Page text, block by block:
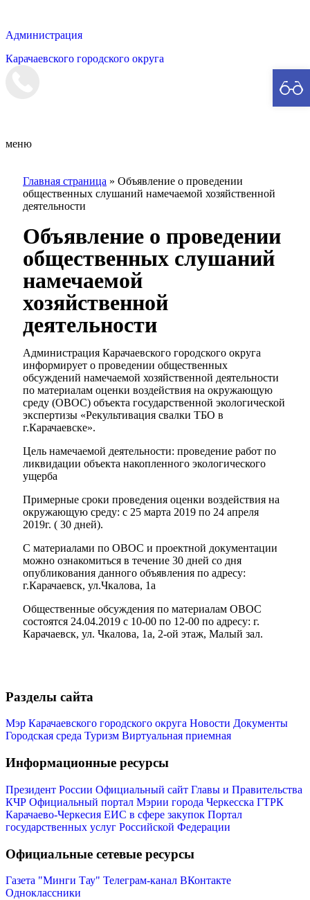
Администрация
Карачаевского городского округа
меню
Главная страница » Объявление о проведении
общественных слушаний намечаемой хозяйственной
деятельности
Объявление о проведении
общественных слушаний
намечаемой
хозяйственной
деятельности
Администрация Карачаевского городского округа
информирует о проведении общественных
обсуждений намечаемой хозяйственной деятельности
по материалам оценки воздействия на окружающую
среду (ОВОС) объекта государственной экологической
экспертизы «Рекультивация свалки ТБО в
г.Карачаевске».
Цель намечаемой деятельности: проведение работ по
ликвидации объекта накопленного экологического
ущерба
Примерные сроки проведения оценки воздействия на
окружающую среду: с 25 марта 2019 по 24 апреля
2019г. ( 30 дней).
С материалами по ОВОС и проектной документации
можно ознакомиться в течение 30 дней со дня
опубликования данного объявления по адресу:
г.Карачаевск, ул.Чкалова, 1а
Общественные обсуждения по материалам ОВОС
состоятся 24.04.2019 с 10-00 по 12-00 по адресу: г.
Карачаевск, ул. Чкалова, 1а, 2-ой этаж, Малый зал.
Разделы сайта
Мэр Карачаевского городского округа Новости Документы
Городская среда Туризм Виртуальная приемная
Информационные ресурсы
Президент России Официальный сайт Главы и Правительства
КЧР Официальный портал Мэрии города Черкесска ГТРК
Карачаево-Черкесия ЕИС в сфере закупок Портал
государственных услуг Российской Федерации
Официальные сетевые ресурсы
Газета "Минги Тау" Телеграм-канал ВКонтакте
Одноклассники
Мэр